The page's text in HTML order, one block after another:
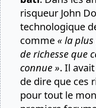
risqueur John
technologique
comme « la
de richesse que
connue ». Il
de dire que ces
pour tout le